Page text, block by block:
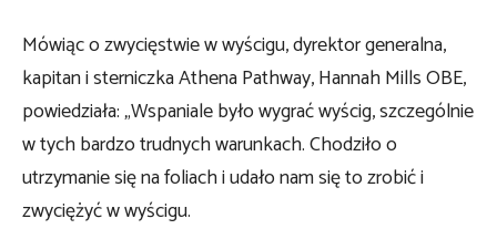
Mówiąc o zwycięstwie w wyścigu, dyrektor generalna,
kapitan i sterniczka Athena Pathway, Hannah Mills OBE,
powiedziała: „Wspaniale było wygrać wyścig, szczególnie
w tych bardzo trudnych warunkach. Chodziło o
utrzymanie się na foliach i udało nam się to zrobić i
zwyciężyć w wyścigu.